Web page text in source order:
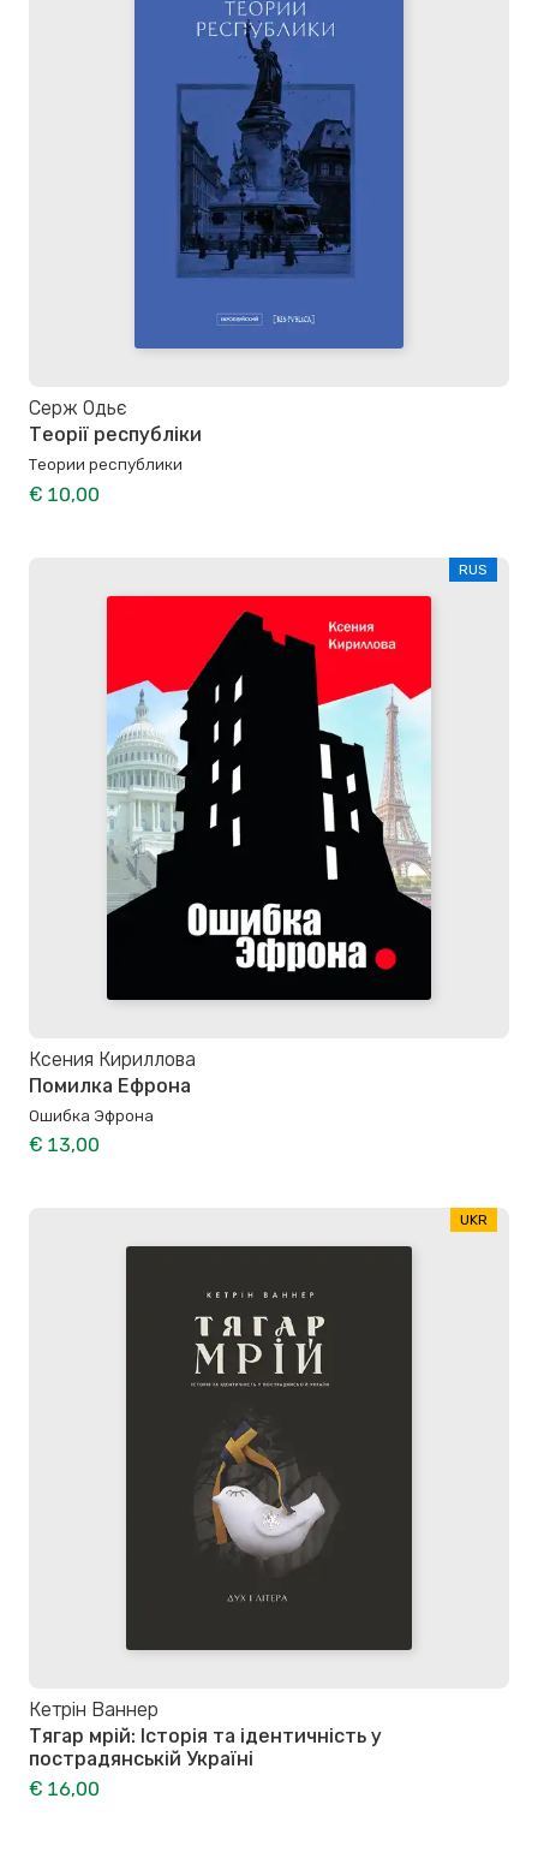
Серж Одьє
Теорії республіки
Теории республики
€ 10,00
RUS
Ксения Кириллова
Помилка Ефрона
Ошибка Эфрона
€ 13,00
UKR
Кетрін Ваннер
Тягар мрій: Історія та ідентичність у
пострадянській Україні
€ 16,00